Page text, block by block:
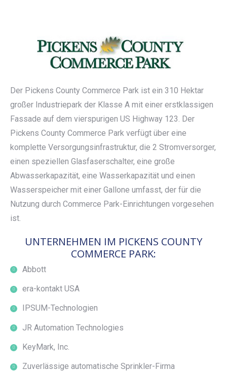
Der Pickens County Commerce Park ist ein 310 Hektar
großer Industriepark der Klasse A mit einer erstklassigen
Fassade auf dem vierspurigen US Highway 123. Der
Pickens County Commerce Park verfügt über eine
komplette Versorgungsinfrastruktur, die 2 Stromversorger,
einen speziellen Glasfaserschalter, eine große
Abwasserkapazität, eine Wasserkapazität und einen
Wasserspeicher mit einer Gallone umfasst, der für die
Nutzung durch Commerce Park-Einrichtungen vorgesehen
ist.
UNTERNEHMEN IM PICKENS COUNTY
COMMERCE PARK:
Abbott
era-kontakt USA
IPSUM-Technologien
JR Automation Technologies
KeyMark, Inc.
Zuverlässige automatische Sprinkler-Firma